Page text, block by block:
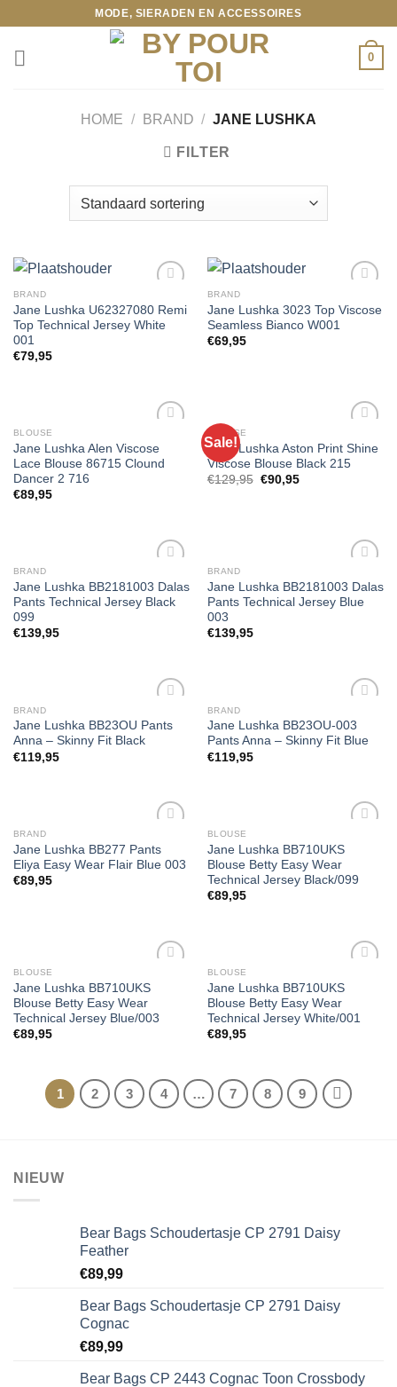
inhoud
MODE, SIERADEN EN ACCESSOIRES
0
HOME / BRAND / JANE LUSHKA
FILTER
Toevoegen
BRAND
Jane Lushka U62327080 Remi
Top Technical Jersey White
001
€79,95
Toevoegen
BRAND
Jane Lushka 3023 Top Viscose
Seamless Bianco W001
€69,95
BLOUSE
Jane Lushka Alen Viscose
Lace Blouse 86715 Clound
Dancer 2 716
€89,95
Sale!
BLOUSE
Jane Lushka Aston Print Shine
Viscose Blouse Black 215
€129,95 Oorspronkelijke
€90,95Huidige
Toevoegen
BRAND
Jane Lushka BB2181003 Dalas
Pants Technical Jersey Black
099
€139,95
Toevoegen
BRAND
Jane Lushka BB2181003 Dalas
Pants Technical Jersey Blue
003
€139,95
BRAND
Jane Lushka BB23OU Pants
Anna – Skinny Fit Black
€119,95
BRAND
Jane Lushka BB23OU-003
Pants Anna – Skinny Fit Blue
€119,95
BRAND
Jane Lushka BB277 Pants
Eliya Easy Wear Flair Blue 003
€89,95
Toevoegen
aan
BLOUSE
Jane Lushka BB710UKS
Blouse Betty Easy Wear
Technical Jersey Black/099
€89,95
Toevoegen
aan
BLOUSE
Jane Lushka BB710UKS
Blouse Betty Easy Wear
Technical Jersey Blue/003
€89,95
Toevoegen
aan
BLOUSE
Jane Lushka BB710UKS
Blouse Betty Easy Wear
Technical Jersey White/001
€89,95
1 2 3 4 … 7 8 9
NIEUW
Bear Bags Schoudertasje CP 2791 Daisy
Feather
€89,99
Bear Bags Schoudertasje CP 2791 Daisy
Cognac
€89,99
Bear Bags CP 2443 Cognac Toon Crossbody